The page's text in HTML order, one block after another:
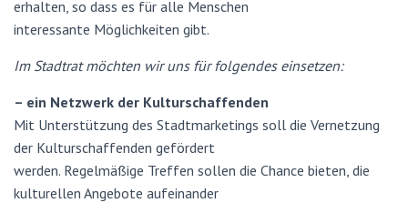
erhalten, so dass es für alle Menschen
interessante Möglichkeiten gibt.
Im Stadtrat möchten wir uns für folgendes einsetzen:
– ein Netzwerk der Kulturschaffenden
Mit Unterstützung des Stadtmarketings soll die Vernetzung
der Kulturschaffenden gefördert
werden. Regelmäßige Treffen sollen die Chance bieten, die
kulturellen Angebote aufeinander